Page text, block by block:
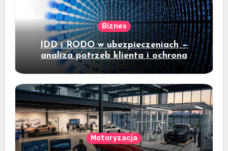
Biznes
IDD i RODO w ubezpieczeniach —
analiza potrzeb klienta i ochrona
danych
Motoryzacja